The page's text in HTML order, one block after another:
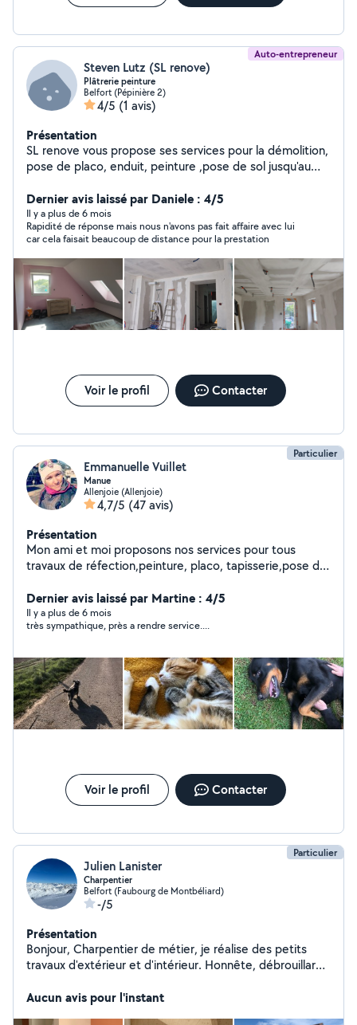
Auto-entrepreneur
Steven Lutz (SL renove)
Plâtrerie peinture
Belfort (Pépinière 2)
4/5 (1 avis)
Présentation
SL renove vous propose ses services pour la démolition,
pose de placo, enduit, peinture ,pose de sol jusqu'au
Travail propre et soignée Auto entrepreneur avec
Décennale a jour
Dernier avis laissé par Daniele : 4/5
Il y a plus de 6 mois
Rapidité de réponse mais nous n'avons pas fait affaire avec lui
car cela faisait beaucoup de distance pour la prestation
Voir le profil Contacter
Particulier
Emmanuelle Vuillet
Manue
Allenjoie (Allenjoie)
4,7/5 (47 avis)
Présentation
Mon ami et moi proposons nos services pour tous
travaux de réfection,peinture, placo, tapisserie,pose de
que l'entretien extérieurs,tonte de pelouse,taille de
haies etc..Service à la personne ménage course. Nous
nous ferons également le plaisir de garder vos animaux
Dernier avis laissé par Martine : 4/5
Il y a plus de 6 mois
très sympathique, près a rendre service....
Voir le profil Contacter
Particulier
Julien Lanister
Charpentier
Belfort (Faubourg de Montbéliard)
-/5
Présentation
Bonjour, Charpentier de métier, je réalise des petits
travaux d'extérieur et d'intérieur. Honnête, débrouillard
Aucun avis pour l'instant